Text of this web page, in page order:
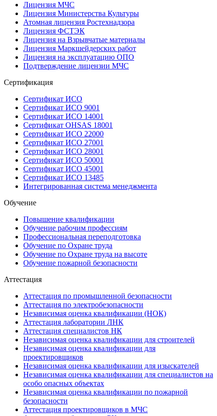
Лицензия МЧС
Лицензия Министерства Культуры
Атомная лицензия Ростехнадзора
Лицензия ФСТЭК
Лицензия на Взрывчатые материалы
Лицензия Маркшейдерских работ
Лицензия на эксплуатацию ОПО
Подтверждение лицензии МЧС
Сертификация
Сертификат ИСО
Сертификат ИСО 9001
Сертификат ИСО 14001
Сертификат OHSAS 18001
Сертификат ИСО 22000
Сертификат ИСО 27001
Сертификат ИСО 28001
Сертификат ИСО 50001
Сертификат ИСО 45001
Сертификат ИСО 13485
Интегрированная система менеджмента
Обучение
Повышение квалификации
Обучение рабочим профессиям
Профессиональная переподготовка
Обучение по Охране труда
Обучение по Охране труда на высоте
Обучение пожарной безопасности
Аттестация
Аттестация по промышленной безопасности
Аттестация по электробезопасности
Независимая оценка квалификации (НОК)
Аттестация лаборатории ЛНК
Аттестация специалистов НК
Независимая оценка квалификации для строителей
Независимая оценка квалификации для
проектировщиков
Независимая оценка квалификации для изыскателей
Независимая оценка квалификации для специалистов на
особо опасных объектах
Независимая оценка квалификации по пожарной
безопасности
Аттестация проектировщиков в МЧС